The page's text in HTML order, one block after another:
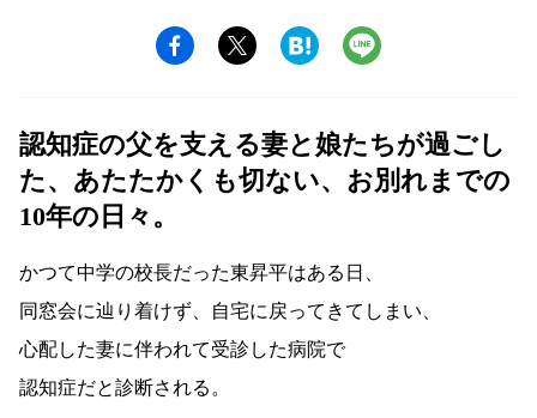
認知症の父を支える妻と娘たちが過ごし
た、あたたかくも切ない、お別れまでの
10年の日々。
かつて中学の校長だった東昇平はある日、
同窓会に辿り着けず、自宅に戻ってきてしまい、
心配した妻に伴われて受診した病院で
認知症だと診断される。